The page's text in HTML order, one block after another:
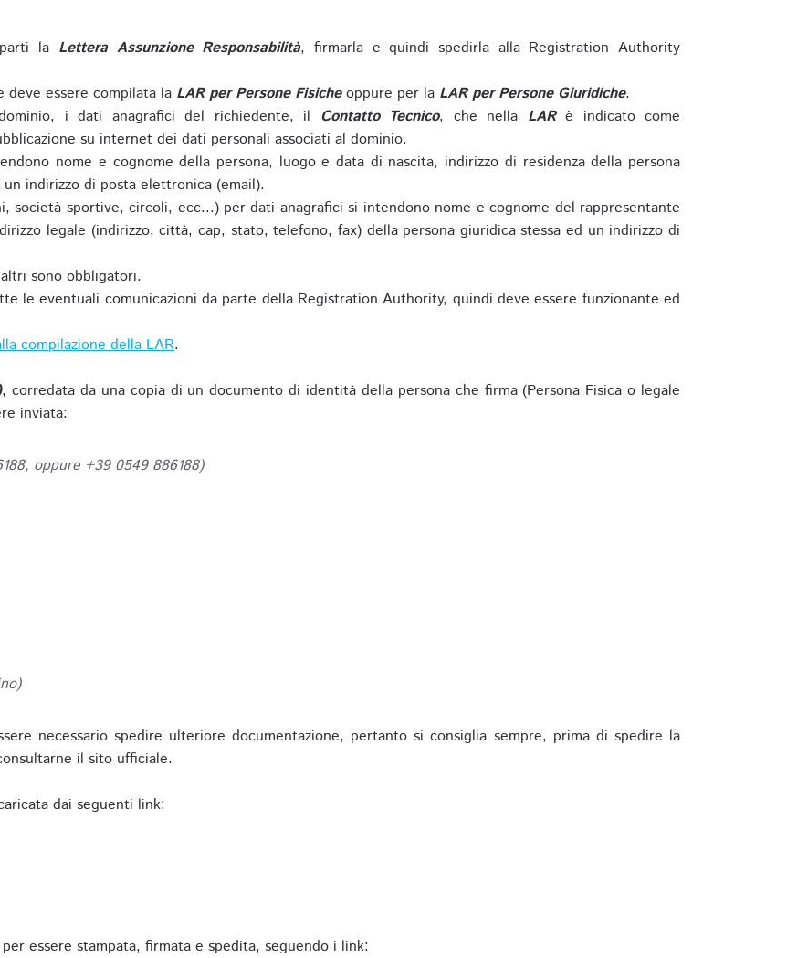
la Lettera Assunzione Responsabilità, firmarla e quindi spedirla alla Registration Authority
deve essere compilata la LAR per Persone Fisicheoppure per la LAR per Persone Giuridiche.
i dati anagrafici del richiedente, il Contatto Tecnico, che nella LARè indicato come
su internet dei dati personali associati al dominio.
nome e cognome della persona, luogo e data di nascita, indirizzo di residenza della persona
indirizzo di posta elettronica (email).
società sportive, circoli, ecc...) per dati anagrafici si intendono nome e cognome del rappresentante
legale (indirizzo, città, cap, stato, telefono, fax) della persona giuridica stessa ed un indirizzo di
sono obbligatori.
le eventuali comunicazioni da parte della Registration Authority, quindi deve essere funzionante ed
compilazione della LAR.
, corredata da una copia di un documento di identità della persona che firma (Persona Fisica o legale
inviata:
oppure +39 0549 886188)
necessario spedire ulteriore documentazione, pertanto si consiglia sempre, prima di spedire la
il sito ufficiale.
dai seguenti link:
essere stampata, firmata e spedita, seguendo i link: